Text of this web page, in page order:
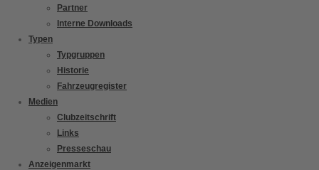
Partner
Interne Downloads
Typen
Typgruppen
Historie
Fahrzeugregister
Medien
Clubzeitschrift
Links
Presseschau
Anzeigenmarkt